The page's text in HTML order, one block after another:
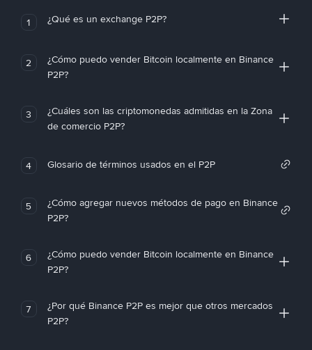
1 ¿Qué es un exchange P2P?
2
¿Cómo puedo vender Bitcoin localmente en Binance
P2P?
3
¿Cuáles son las criptomonedas admitidas en la Zona
de comercio P2P?
4 Glosario de términos usados en el P2P
5
¿Cómo agregar nuevos métodos de pago en Binance
P2P?
6
¿Cómo puedo vender Bitcoin localmente en Binance
P2P?
7
¿Por qué Binance P2P es mejor que otros mercados
P2P?